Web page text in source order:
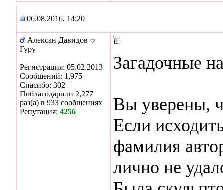
06.08.2016, 14:20
Алексан Давидов
Гуру
Регистрация: 05.02.2013
Сообщений: 1,975
Спасибо: 302
Поблагодарили 2,277
раз(а) в 933 сообщениях
Репутация: 4256
Загадочные
Вы уверены,
Если
фамилия
лично не